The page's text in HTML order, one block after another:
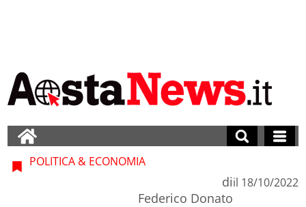
POLITICA & ECONOMIA
di
Federico Donato
il 18/10/2022